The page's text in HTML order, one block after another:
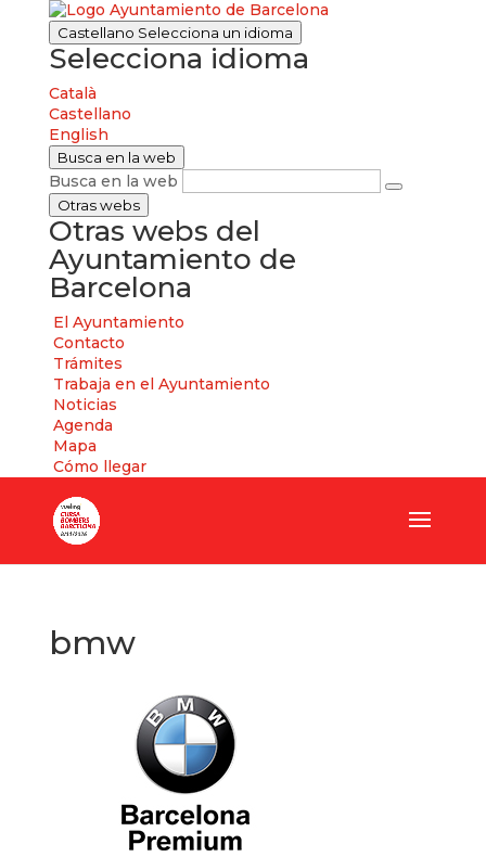
Castellano Selecciona un idioma
Selecciona idioma
Català
Castellano
English
Busca en la web
Busca en la web
Otras webs
Otras webs del
Ayuntamiento de
Barcelona
El Ayuntamiento
Contacto
Trámites
Trabaja en el Ayuntamiento
Noticias
Agenda
Mapa
Cómo llegar
bmw